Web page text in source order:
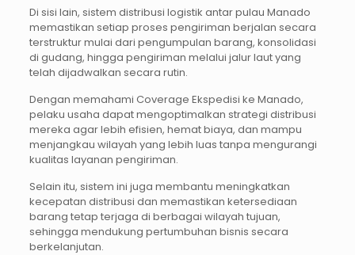
Di sisi lain, sistem distribusi logistik antar pulau Manado
memastikan setiap proses pengiriman berjalan secara
terstruktur mulai dari pengumpulan barang, konsolidasi
di gudang, hingga pengiriman melalui jalur laut yang
telah dijadwalkan secara rutin.
Dengan memahami Coverage Ekspedisi ke Manado,
pelaku usaha dapat mengoptimalkan strategi distribusi
mereka agar lebih efisien, hemat biaya, dan mampu
menjangkau wilayah yang lebih luas tanpa mengurangi
kualitas layanan pengiriman.
Selain itu, sistem ini juga membantu meningkatkan
kecepatan distribusi dan memastikan ketersediaan
barang tetap terjaga di berbagai wilayah tujuan,
sehingga mendukung pertumbuhan bisnis secara
berkelanjutan.